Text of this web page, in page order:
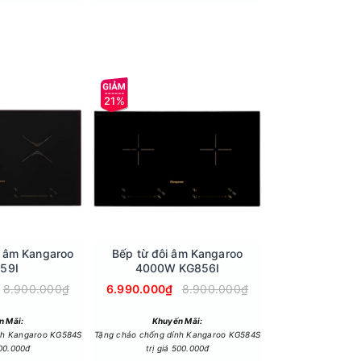
Kangaroo
8.900.000₫
Mãi:
Kangaroo KG584S
21%
Bếp từ đôi âm Kangaroo
4000W KG856I
6.990.000₫
8.900.000₫
Khuyến Mãi:
Tặng chảo chống dính Kangaroo KG584S
trị giá 500.000đ